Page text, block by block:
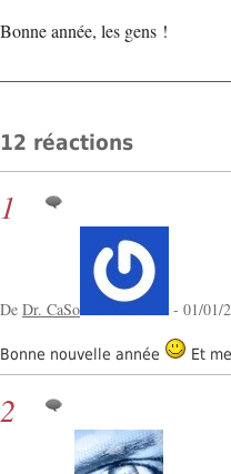
Bonne année, les gens !
12 réactions
1
De Dr. CaSo - 01/01/
Bonne nouvelle année Et
2